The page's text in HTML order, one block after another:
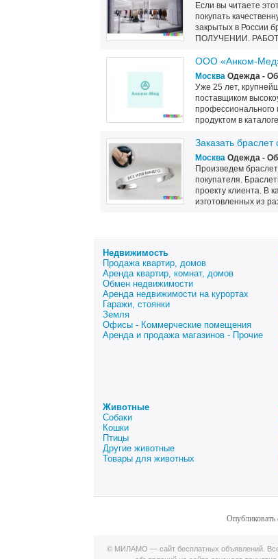
Если вы читаете
покупать
закрытых в России
ПОЛУЧЕНИИ.
ООО «Анком-Мед»
Москва Одежда -
Уже 25 лет,
поставщиком
продуктом в
Заказать браслет
Москва Одежда -
Произведем
покупателя.
проекту клиента. В
изготовленных из
Недвижимость
Продажа квартир, домов
Аренда квартир, комнат, домов
Обмен недвижимости
Аренда недвижимости на курортах
Гаражи, стоянки
Земля
Офисы - Коммерческие помещения
Аренда и продажа магазинов - Прочие
Животные
Собаки
Кошки
Птицы
Другие животные
Товары для животных
Опубликовать
© МИЛАМО — сайт бесплатных объявлений.